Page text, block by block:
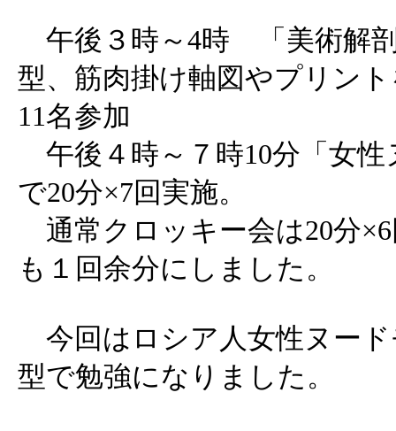
午後３時～4時 「美術解
型、筋肉掛け軸図やプリン
11名参加
午後４時～７時10分「女
で20分×7回実施。
通常クロッキー会は20分
も１回余分にしました。
今回はロシア人女性ヌー
型で勉強になりました。